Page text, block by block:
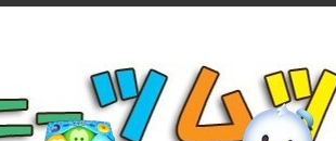
ツム攻略・裏ワザ徹底
ムツム攻略サイト！新ツム・イベント・ピッ
もに、ビンゴ・キャラ評価も丁寧に解説！
。